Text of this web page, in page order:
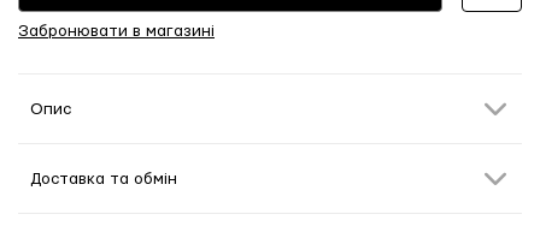
Забронювати в магазині
Опис
Доставка та обмін